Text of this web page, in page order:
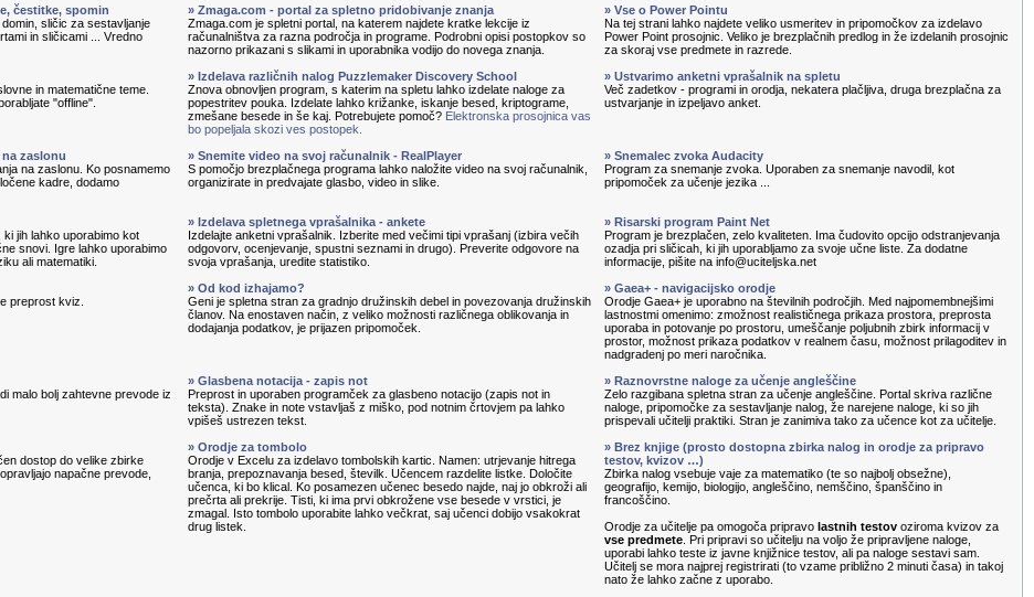
čestitke, spomin
sličic za sestavljanje
in sličicami ... Vredno
» Zmaga.com - portal za spletno pridobivanje znanja
Zmaga.com je spletni portal, na katerem najdete kratke lekcije iz
računalništva za razna področja in programe. Podrobni opisi postopkov so
nazorno prikazani s slikami in uporabnika vodijo do novega znanja.
» Vse o Power Pointu
Na tej strani lahko najdete veliko usmeritev in pripomočkov za izdelavo
Power Point prosojnic. Veliko je brezplačnih predlog in že izdelanih prosojnic
za skoraj vse predmete in razrede.
in matematične teme.
"offline".
» Izdelava različnih nalog Puzzlemaker Discovery School
Znova obnovljen program, s katerim na spletu lahko izdelate naloge za
popestritev pouka. Izdelate lahko križanke, iskanje besed, kriptograme,
zmešane besede in še kaj. Potrebujete pomoč? Elektronska prosojnica vas
bo popeljala skozi ves postopek.
» Ustvarimo anketni vprašalnik na spletu
Več zadetkov - programi in orodja, nekatera plačljiva, druga brezplačna za
ustvarjanje in izpeljavo anket.
zaslonu
na zaslonu. Ko posnamemo
kadre, dodamo
» Snemite video na svoj računalnik - RealPlayer
S pomočjo brezplačnega programa lahko naložite video na svoj računalnik,
organizirate in predvajate glasbo, video in slike.
» Snemalec zvoka Audacity
Program za snemanje zvoka. Uporaben za snemanje navodil, kot
pripomoček za učenje jezika ...
jih lahko uporabimo kot
snovi. Igre lahko uporabimo
ali matematiki.
» Izdelava spletnega vprašalnika - ankete
Izdelajte anketni vprašalnik. Izberite med večimi tipi vprašanj (izbira večih
odgovorv, ocenjevanje, spustni seznami in drugo). Preverite odgovore na
svoja vprašanja, uredite statistiko.
» Risarski program Paint Net
Program je brezplačen, zelo kvaliteten. Ima čudovito opcijo odstranjevanja
ozadja pri sličicah, ki jih uporabljamo za svoje učne liste. Za dodatne
informacije, pišite na info@uciteljska.net
preprost kviz.
» Od kod izhajamo?
Geni je spletna stran za gradnjo družinskih debel in povezovanja družinskih
članov. Na enostaven način, z veliko možnosti različnega oblikovanja in
dodajanja podatkov, je prijazen pripomoček.
» Gaea+ - navigacijsko orodje
Orodje Gaea+ je uporabno na številnih področjih. Med najpomembnejšimi
lastnostmi omenimo: zmožnost realističnega prikaza prostora, preprosta
uporaba in potovanje po prostoru, umeščanje poljubnih zbirk informacij v
prostor, možnost prikaza podatkov v realnem času, možnost prilagoditev in
nadgradenj po meri naročnika.
malo bolj zahtevne prevode iz
» Glasbena notacija - zapis not
Preprost in uporaben programček za glasbeno notacijo (zapis not in
teksta). Znake in note vstavljaš z miško, pod notnim črtovjem pa lahko
vpišeš ustrezen tekst.
» Raznovrstne naloge za učenje angleščine
Zelo razgibana spletna stran za učenje angleščine. Portal skriva različne
naloge, pripomočke za sestavljanje nalog, že narejene naloge, ki so jih
prispevali učitelji praktiki. Stran je zanimiva tako za učence kot za učitelje.
dostop do velike zbirke
napačne prevode,
» Orodje za tombolo
Orodje v Excelu za izdelavo tombolskih kartic. Namen: utrjevanje hitrega
branja, prepoznavanja besed, številk. Učencem razdelite listke. Določite
učenca, ki bo klical. Ko posamezen učenec besedo najde, naj jo obkroži ali
prečrta ali prekrije. Tisti, ki ima prvi obkrožene vse besede v vrstici, je
zmagal. Isto tombolo uporabite lahko večkrat, saj učenci dobijo vsakokrat
drug listek.
» Brez knjige (prosto dostopna zbirka nalog in orodje za pripravo
testov, kvizov …)
Zbirka nalog vsebuje vaje za matematiko (te so najbolj obsežne),
geografijo, kemijo, biologijo, angleščino, nemščino, španščino in
francoščino.
Orodje za učitelje pa omogoča pripravo lastnih testov oziroma kvizov za
vse predmete . Pri pripravi so učitelju na voljo že pripravljene naloge,
uporabi lahko teste iz javne knjižnice testov, ali pa naloge sestavi sam.
Učitelj se mora najprej registrirati (to vzame približno 2 minuti časa) in takoj
nato že lahko začne z uporabo.